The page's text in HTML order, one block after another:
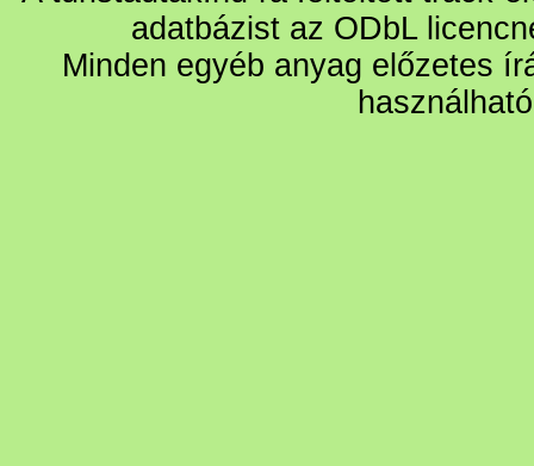
adatbázist az ODbL
Minden egyéb anyag előzetes